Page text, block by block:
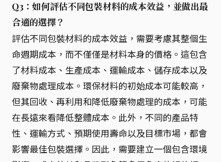
Q3：如何評估不同包裝材料的成本效益，並做出最
合適的選擇？
評估不同包裝材料的成本效益，需要考慮其整個生
命週期成本，而不僅僅是材料本身的價格。這包含
了材料成本、生產成本、運輸成本、儲存成本以及
廢棄物處理成本。環保材料的初始成本可能較高，
但其回收、再利用和降低廢棄物處理的成本，可能
在長遠來看降低整體成本。此外，不同的產品特
性、運輸方式、預期使用壽命以及目標市場，都會
影響最佳包裝選擇。因此，需要建立一個包含環境